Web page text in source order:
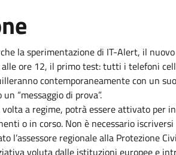
la sperimentazione di IT-Alert, il
ore 12, il primo test: tutti i telefoni
contemporaneamente con un
“messaggio di prova”.
a regime, potrà essere attivato per
o in corso. Non è necessario
l’assessore regionale alla Protezione
voluta dalle istituzioni europee e